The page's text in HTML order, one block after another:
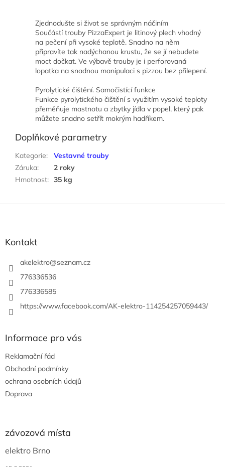
Zjednodušte si život se správným náčiním
Součástí trouby PizzaExpert je litinový plech vhodný
na pečení při vysoké teplotě. Snadno na něm
připravíte tak nadýchanou krustu, že se jí nebudete
moct dočkat. Ve výbavě trouby je i perforovaná
lopatka na snadnou manipulaci s pizzou bez přilepení.
Pyrolytické čištění. Samočistící funkce
Funkce pyrolytického čištění s využitím vysoké teploty
přeměňuje mastnotu a zbytky jídla v popel, který pak
můžete snadno setřít mokrým hadříkem.
Doplňkové parametry
Kategorie:
Vestavné trouby
Záruka:
2 roky
Hmotnost: 35 kg
Kontakt
akelektro@seznam.cz
776336536
776336585
https://www.facebook.com/AK-elektro-114254257059443/
Informace pro vás
Reklamační řád
Obchodní podmínky
ochrana osobních údajů
Doprava
závozová místa
elektro Brno